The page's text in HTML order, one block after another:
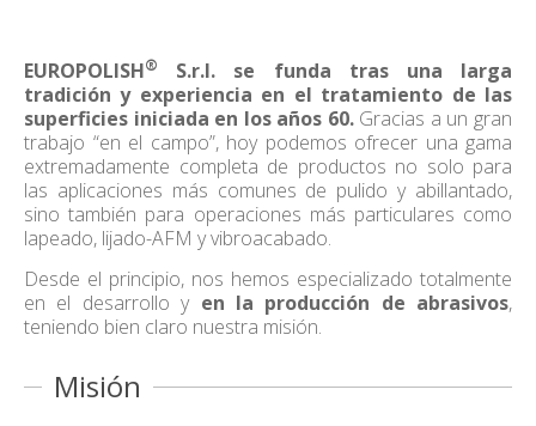
EUROPOLISH®
S.r.l. se funda tras una larga
tradición y experiencia en el tratamiento de las
superficies iniciada en los años 60.Gracias a un gran
trabajo “en el campo”, hoy podemos ofrecer una gama
extremadamente completa de productos no solo para
las aplicaciones más comunes de pulido y abillantado,
sino también para operaciones más particulares como
lapeado, lijado-AFM y vibroacabado.
Desde el principio, nos hemos especializado totalmente
en el desarrollo y en la producción de abrasivos,
teniendo bien claro nuestra misión.
Misión